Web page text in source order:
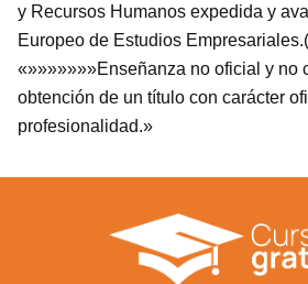
y Recursos Humanos expedida y
Europeo de Estudios
«»»»»»»»Enseñanza no oficial y no
obtención de un título con carácter
profesionalidad.»